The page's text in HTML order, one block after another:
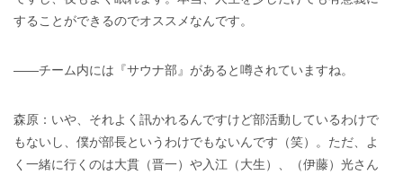
することができるのでオススメなんです。
――チーム内には『サウナ部』があると噂されていますね。
森原：いや、それよく訊かれるんですけど部活動しているわけで
もないし、僕が部長というわけでもないんです（笑）。ただ、よ
く一緒に行くのは大貫（晋一）や入江（大生）、（伊藤）光さん